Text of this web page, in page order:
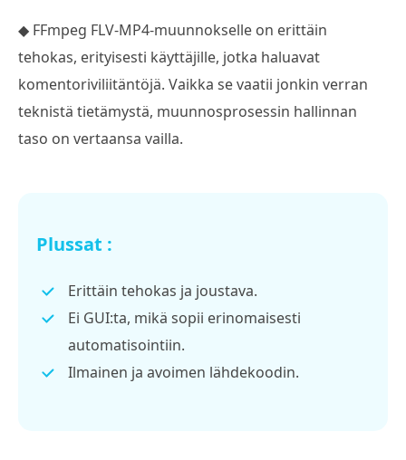
◆ FFmpeg FLV-MP4-muunnokselle on erittäin
tehokas, erityisesti käyttäjille, jotka haluavat
komentoriviliitäntöjä. Vaikka se vaatii jonkin verran
teknistä tietämystä, muunnosprosessin hallinnan
taso on vertaansa vailla.
Plussat :
Erittäin tehokas ja joustava.
Ei GUI:ta, mikä sopii erinomaisesti
automatisointiin.
Ilmainen ja avoimen lähdekoodin.